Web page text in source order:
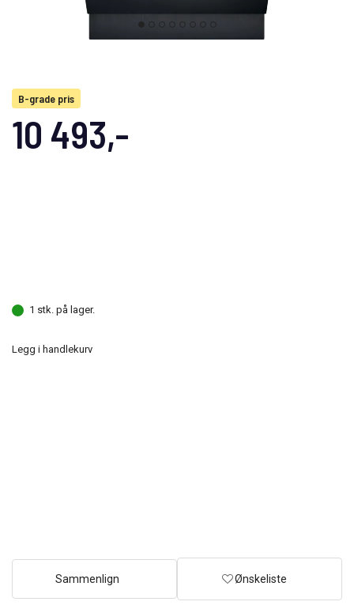
B-grade pris
10 493,-
1 stk. på lager.
Legg i handlekurv
Sammenlign Ønskeliste